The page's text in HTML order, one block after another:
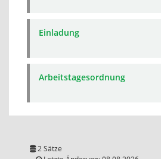
Einladung
Arbeitstagesordnung
2 Sätze